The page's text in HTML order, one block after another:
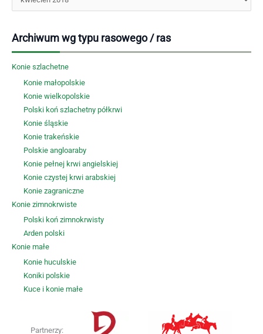
Archiwum wg typu rasowego / ras
Konie szlachetne
Konie małopolskie
Konie wielkopolskie
Polski koń szlachetny półkrwi
Konie śląskie
Konie trakeńskie
Polskie angloaraby
Konie pełnej krwi angielskiej
Konie czystej krwi arabskiej
Konie zagraniczne
Konie zimnokrwiste
Polski koń zimnokrwisty
Arden polski
Konie małe
Konie huculskie
Koniki polskie
Kuce i konie małe
Partnerzy: